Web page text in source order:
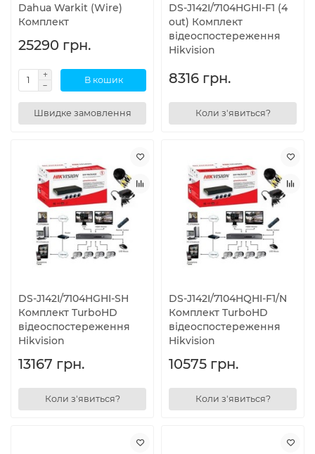
Dahua Warkit (Wire)
Комплект
25290 грн.
В кошик
Швидке замовлення
DS-J142I/7104HGHI-F1 (4
out) Комплект
відеоспостереження
Hikvision
8316 грн.
Коли з'явиться?
DS-J142I/7104HGHI-SH
Комплект TurboHD
відеоспостереження
Hikvision
13167 грн.
Коли з'явиться?
DS-J142I/7104HQHI-F1/N
Комплект TurboHD
відеоспостереження
Hikvision
10575 грн.
Коли з'явиться?